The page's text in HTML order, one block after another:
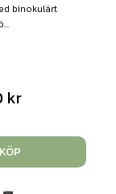
binokulärt
kr
KÖP